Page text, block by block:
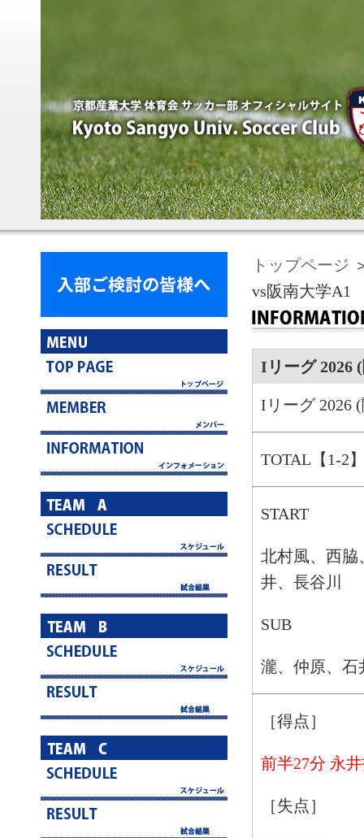
トップページ
vs阪南大学A1
Iリーグ 2026
I リーグ 2026
TOTAL【1-2
START
北村風、西脇
井、長谷川
SUB
瀧、仲原、石
［得点］
前半27分 永
［失点］